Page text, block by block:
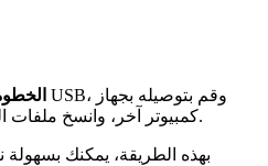
الخطوة
كمبيوتر آخر، وانسخ ملفات البرنامج إلى هذا الكمبيوتر.
بهذه الطريقة، يمكنك بسهولة